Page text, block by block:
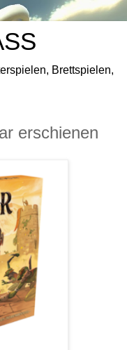
Brettspielen,
erschienen